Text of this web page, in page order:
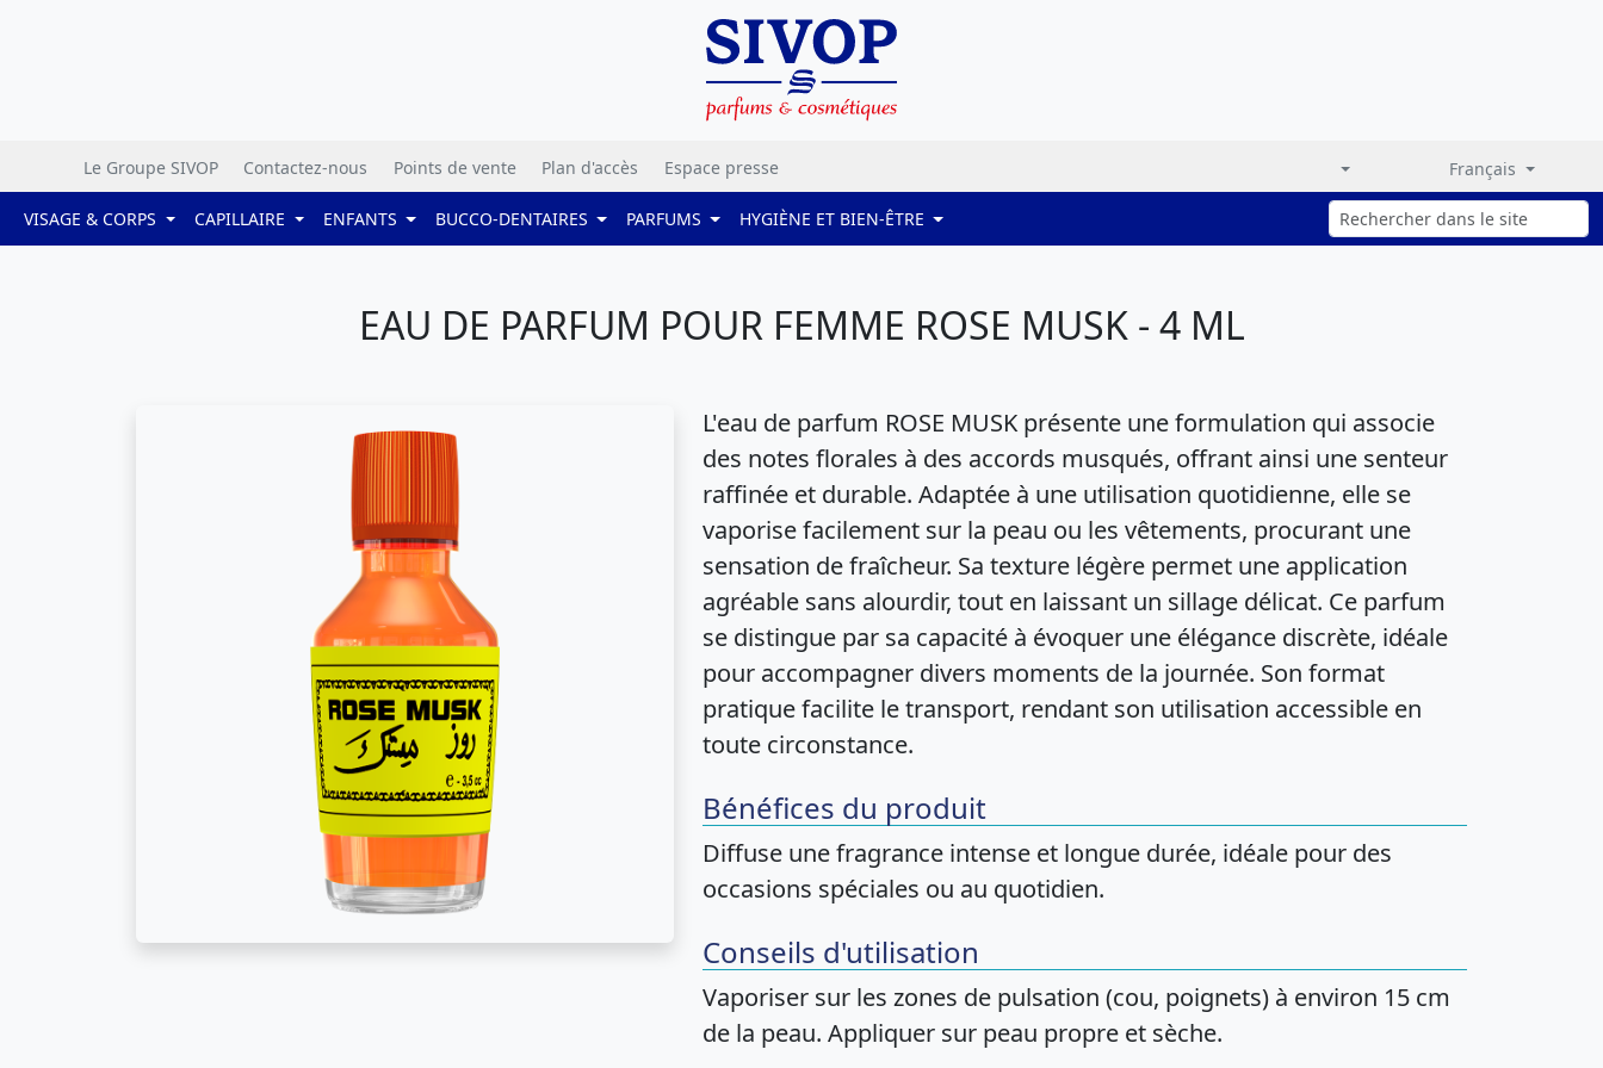
Le Groupe SIVOP Contactez-nous Points de vente Plan d'accès Espace presse Français
VISAGE & CORPS CAPILLAIRE ENFANTS BUCCO-DENTAIRES PARFUMS HYGIÈNE ET BIEN-ÊTRE
EAU DE PARFUM POUR FEMME ROSE MUSK - 4 ML
L'eau de parfum ROSE MUSK présente une formulation qui associe
des notes florales à des accords musqués, offrant ainsi une senteur
raffinée et durable. Adaptée à une utilisation quotidienne, elle se
vaporise facilement sur la peau ou les vêtements, procurant une
sensation de fraîcheur. Sa texture légère permet une application
agréable sans alourdir, tout en laissant un sillage délicat. Ce parfum
se distingue par sa capacité à évoquer une élégance discrète, idéale
pour accompagner divers moments de la journée. Son format
pratique facilite le transport, rendant son utilisation accessible en
toute circonstance.
Bénéfices du produit
Diffuse une fragrance intense et longue durée, idéale pour des
occasions spéciales ou au quotidien.
Conseils d'utilisation
Vaporiser sur les zones de pulsation (cou, poignets) à environ 15 cm
de la peau. Appliquer sur peau propre et sèche.